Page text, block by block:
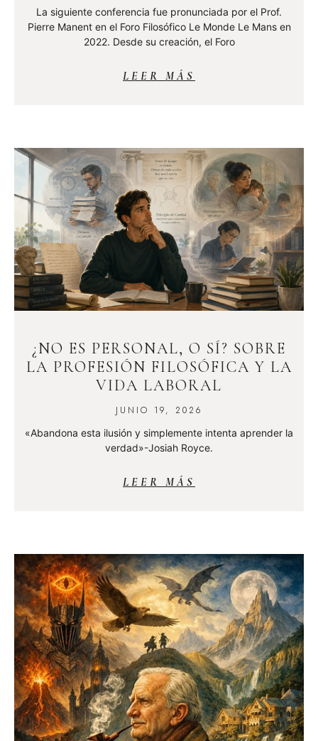
La siguiente conferencia fue pronunciada por el Prof.
Pierre Manent en el Foro Filosófico Le Monde Le Mans en
2022. Desde su creación, el Foro
LEER MÁS
¿NO ES PERSONAL, O SÍ? SOBRE
LA PROFESIÓN FILOSÓFICA Y LA
VIDA LABORAL
JUNIO 19, 2026
«Abandona esta ilusión y simplemente intenta aprender la
verdad»-Josiah Royce.
LEER MÁS